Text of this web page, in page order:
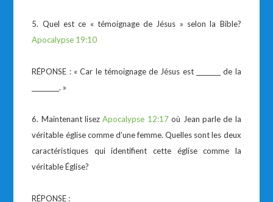
5. Quel est ce « témoignage de Jésus » selon la Bible?
Apocalypse 19:10
RÉPONSE : « Car le témoignage de Jésus est ________ de la
_________. »
6. Maintenant lisezApocalypse 12:17où Jean parle de la
véritable église comme d’une femme. Quelles sont les deux
caractéristiques qui identifient cette église comme la
véritable Église?
RÉPONSE :